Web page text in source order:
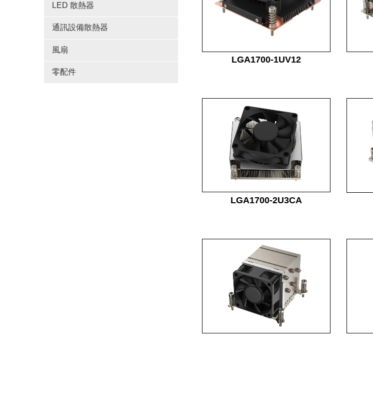
LED 散熱器
通訊設備散熱器
風扇
零配件
LGA1700-1UV12
LGA1700-2U3CA